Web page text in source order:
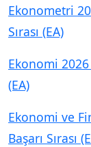
Ekonometri
Sırası (EA)
Ekonomi 2026
(EA)
Ekonomi ve
Başarı Sırası